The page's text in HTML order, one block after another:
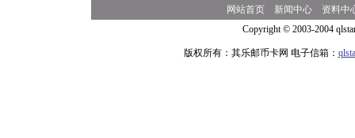
网站首页 新闻中心
资料中
Copyright © 2003-2004
版权所有：其乐邮币卡网 电子信箱：